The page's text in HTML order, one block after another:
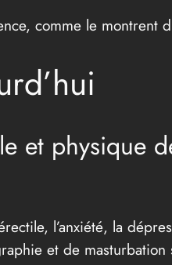
comme le montrent
et physique
l’anxiété, la
et de masturbation